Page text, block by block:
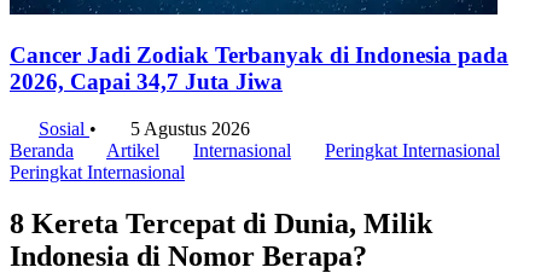
Cancer Jadi Zodiak Terbanyak di Indonesia pada
2026, Capai 34,7 Juta Jiwa
Sosial •
5 Agustus 2026
Beranda
Artikel Internasional
Peringkat Internasional
Peringkat Internasional
8 Kereta Tercepat di Dunia, Milik
Indonesia di Nomor Berapa?